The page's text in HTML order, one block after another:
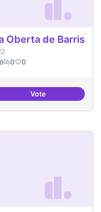
Oberta de Barris
0 0
VoteEscletxa digital i